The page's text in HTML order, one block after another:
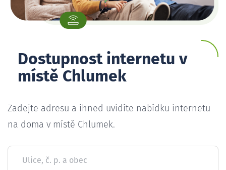
Dostupnost internetu v
místě Chlumek
Zadejte adresu a ihned uvidíte nabídku internetu
na doma v místě Chlumek.
Ulice, č. p. a obec